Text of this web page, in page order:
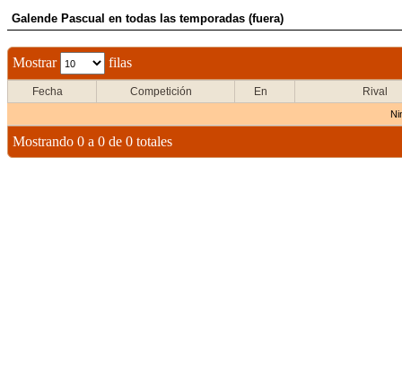
Galende Pascual en todas las temporadas (fuera)
Mostrar filas
Fecha Competición En Rival
Mostrando 0 a 0 de 0 totales